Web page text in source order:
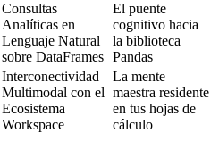
Consultas
Analíticas en
Lenguaje Natural
sobre DataFrames
El puente
cognitivo hacia
la biblioteca
Pandas
Interconectividad
Multimodal con el
Ecosistema
Workspace
La mente
maestra residente
en tus hojas de
cálculo